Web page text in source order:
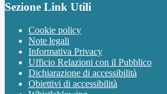
Sezione Link Utili
Cookie policy
Note legali
Informativa Privacy
Ufficio Relazioni con il Pubblico
Dichiarazione di accessibilità
Obiettivi di accessibilità